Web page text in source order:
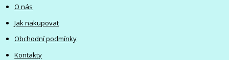
O nás
Jak nakupovat
Obchodní podmínky
Kontakty